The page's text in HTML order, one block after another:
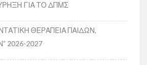
ΓΙΑ ΤΟ ΔΠΜΣ
ΘΕΡΑΠΕΙΑ ΠΑΙΔΩΝ,
2026-2027